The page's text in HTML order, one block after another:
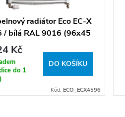
radiátor Eco EC-X
/ bílá RAL 9016 (96x45
Kč
do 1
DO KOŠÍKU
Kód: ECO_ECX4596